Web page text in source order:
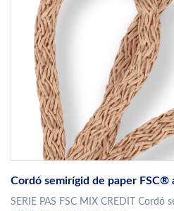
Cordó semirígid de paper FSC®
SERIE PAS FSC MIX CREDIT Cordó